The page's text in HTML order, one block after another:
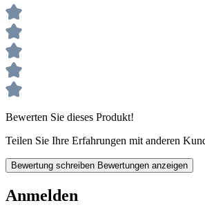
Bewerten Sie dieses Produkt!
Teilen Sie Ihre Erfahrungen mit anderen
Bewertung schreiben Bewertungen anzeigen
Anmelden